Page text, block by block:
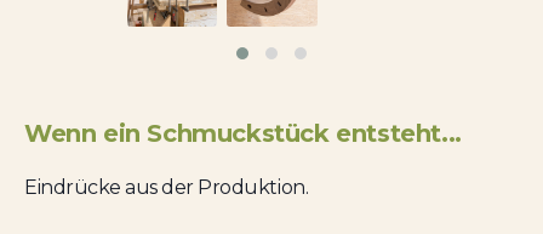
Wenn ein Schmuckstück entsteht...
Eindrücke aus der Produktion.